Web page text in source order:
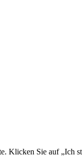
Klicken Sie auf „Ich